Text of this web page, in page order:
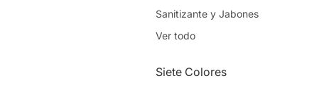
Accesorios
Lanyards · Llaveros
Sanitizante y Jabones
Ver todo
Siete Colores